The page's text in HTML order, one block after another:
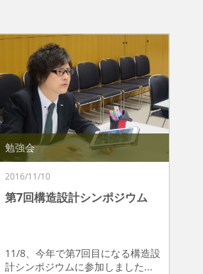
勉強会
2016/11/10
第7回構造設計シンポジウム
11/8、今年で第7回目になる構造設
計シンポジウムに参加しました...